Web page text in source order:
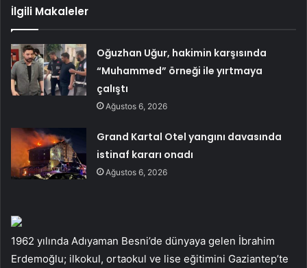
İlgili Makaleler
Oğuzhan Uğur, hakimin karşısında
“Muhammed” örneği ile yırtmaya
çalıştı
Ağustos 6, 2026
Grand Kartal Otel yangını davasında
istinaf kararı onadı
Ağustos 6, 2026
1962 yılında Adıyaman Besni’de dünyaya gelen İbrahim
Erdemoğlu; ilkokul, ortaokul ve lise eğitimini Gaziantep’te